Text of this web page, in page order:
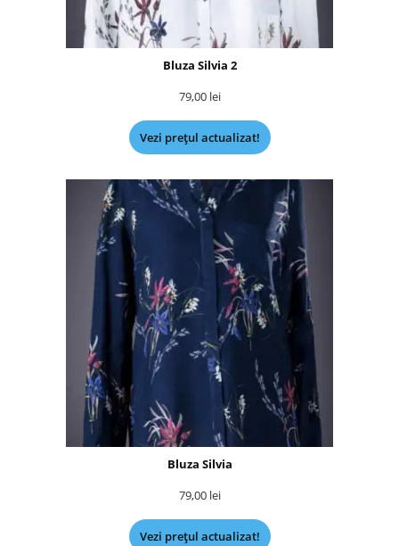
Bluza Silvia 2
79,00 lei
Vezi prețul actualizat!
Bluza Silvia
79,00 lei
Vezi prețul actualizat!